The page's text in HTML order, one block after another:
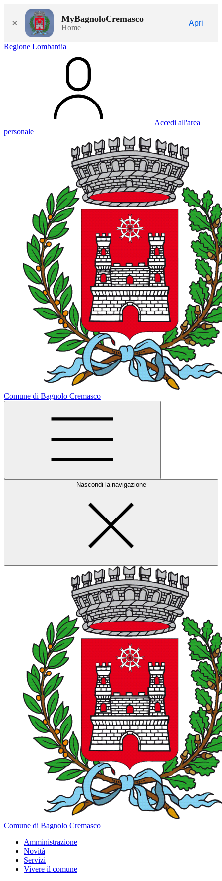
× MyBagnoloCremasco
Home
Apri
Regione Lombardia
Accedi all'area
personale
Comune di Bagnolo Cremasco
Nascondi la navigazione
Comune di Bagnolo Cremasco
Amministrazione
Novità
Servizi
Vivere il comune